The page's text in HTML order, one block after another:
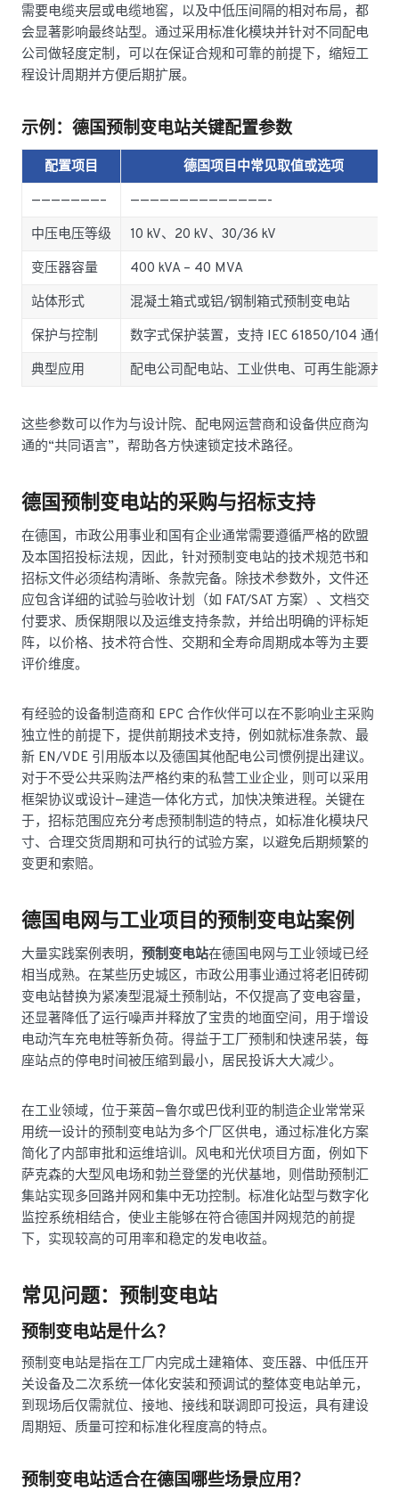
需要电缆夹层或电缆地窖，以及中低压间隔的相对布局，都
会显著影响最终站型。通过采用标准化模块并针对不同配电
公司做轻度定制，可以在保证合规和可靠的前提下，缩短工
程设计周期并方便后期扩展。
示例：德国预制变电站关键配置参数
配置项目
德国项目中常见取值或选项
———————–
——————————————-
中压电压等级
10 kV、20 kV、30/36 kV
变压器容量
400 kVA – 40 MVA
站体形式
混凝土箱式或铝/钢制箱式预制变电站
保护与控制
数字式保护装置，支持 IEC 61850/104 通信
典型应用
配电公司配电站、工业供电、可再生能源并网
这些参数可以作为与设计院、配电网运营商和设备供应商沟
通的“共同语言”，帮助各方快速锁定技术路径。
德国预制变电站的采购与招标支持
在德国，市政公用事业和国有企业通常需要遵循严格的欧盟
及本国招投标法规，因此，针对预制变电站的技术规范书和
招标文件必须结构清晰、条款完备。除技术参数外，文件还
应包含详细的试验与验收计划（如 FAT/SAT 方案）、文档交
付要求、质保期限以及运维支持条款，并给出明确的评标矩
阵，以价格、技术符合性、交期和全寿命周期成本等为主要
评价维度。
有经验的设备制造商和 EPC 合作伙伴可以在不影响业主采购
独立性的前提下，提供前期技术支持，例如就标准条款、最
新 EN/VDE 引用版本以及德国其他配电公司惯例提出建议。
对于不受公共采购法严格约束的私营工业企业，则可以采用
框架协议或设计—建造一体化方式，加快决策进程。关键在
于，招标范围应充分考虑预制制造的特点，如标准化模块尺
寸、合理交货周期和可执行的试验方案，以避免后期频繁的
变更和索赔。
德国电网与工业项目的预制变电站案例
大量实践案例表明， 预制变电站在德国电网与工业领域已经
相当成熟。在某些历史城区，市政公用事业通过将老旧砖砌
变电站替换为紧凑型混凝土预制站，不仅提高了变电容量，
还显著降低了运行噪声并释放了宝贵的地面空间，用于增设
电动汽车充电桩等新负荷。得益于工厂预制和快速吊装，每
座站点的停电时间被压缩到最小，居民投诉大大减少。
在工业领域，位于莱茵—鲁尔或巴伐利亚的制造企业常常采
用统一设计的预制变电站为多个厂区供电，通过标准化方案
简化了内部审批和运维培训。风电和光伏项目方面，例如下
萨克森的大型风电场和勃兰登堡的光伏基地，则借助预制汇
集站实现多回路并网和集中无功控制。标准化站型与数字化
监控系统相结合，使业主能够在符合德国并网规范的前提
下，实现较高的可用率和稳定的发电收益。
常见问题：预制变电站
预制变电站是什么？
预制变电站是指在工厂内完成土建箱体、变压器、中低压开
关设备及二次系统一体化安装和预调试的整体变电站单元，
到现场后仅需就位、接地、接线和联调即可投运，具有建设
周期短、质量可控和标准化程度高的特点。
预制变电站适合在德国哪些场景应用？